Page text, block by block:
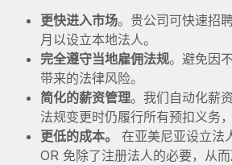
更快进入市场。贵公司可快速招
月以设立本地法人。
完全遵守当地雇佣法规。避免因
带来的法律风险。
简化的薪资管理。我们自动化薪
法规变更时仍履行所有预扣义务
更低的成本。
在亚美尼亚设立法
OR 免除了注册法人的必要，从而